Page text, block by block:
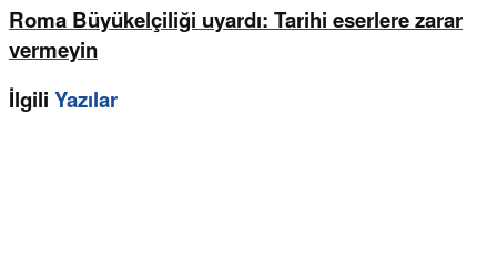
Roma Büyükelçiliği uyardı: Tarihi eserlere zarar
vermeyin
İlgili Yazılar